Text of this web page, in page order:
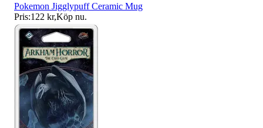
Pokemon Jigglypuff Ceramic Mug
Pris:122 kr,Köp nu.